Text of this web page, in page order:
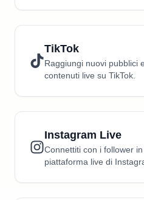
TikTok
Raggiungi nuovi pubblici
contenuti live su TikTok.
Instagram Live
Connettiti con i follower
piattaforma live di